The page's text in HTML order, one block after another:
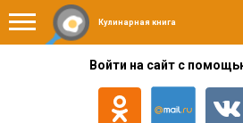
Кулинарная книга
Войти на сайт с